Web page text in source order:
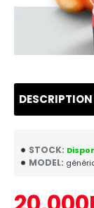
DESCRIPTION
STOCK:
MODEL: